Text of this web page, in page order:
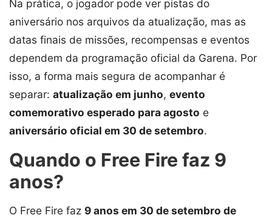
Na prática, o jogador pode ver pistas do
aniversário nos arquivos da atualização, mas as
datas finais de missões, recompensas e eventos
dependem da programação oficial da Garena. Por
isso, a forma mais segura de acompanhar é
separar: atualização em junho, evento
comemorativo esperado para agosto e
aniversário oficial em 30 de setembro.
Quando o Free Fire faz 9
anos?
O Free Fire faz 9 anos em 30 de setembro de